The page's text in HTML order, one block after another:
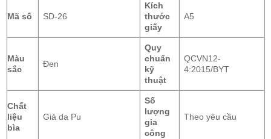
Mã số SD-26
Kích
thước
giấy
A5
Màu
sắc
Đen
Quy
chuẩn
kỹ
thuật
QCVN12-
4:2015/BYT
Chất
liệu
bìa
Giả da Pu
Số
lượng
gia
công
Theo yêu cầu